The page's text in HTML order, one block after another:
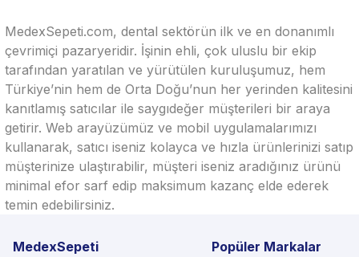
MedexSepeti.com, dental sektörün ilk ve en donanımlı
çevrimiçi pazaryeridir. İşinin ehli, çok uluslu bir ekip
tarafından yaratılan ve yürütülen kuruluşumuz, hem
Türkiye’nin hem de Orta Doğu’nun her yerinden kalitesini
kanıtlamış satıcılar ile saygıdeğer müşterileri bir araya
getirir. Web arayüzümüz ve mobil uygulamalarımızı
kullanarak, satıcı iseniz kolayca ve hızla ürünlerinizi satıp
müşterinize ulaştırabilir, müşteri iseniz aradığınız ürünü
minimal efor sarf edip maksimum kazanç elde ederek
temin edebilirsiniz.
MedexSepeti Popüler Markalar